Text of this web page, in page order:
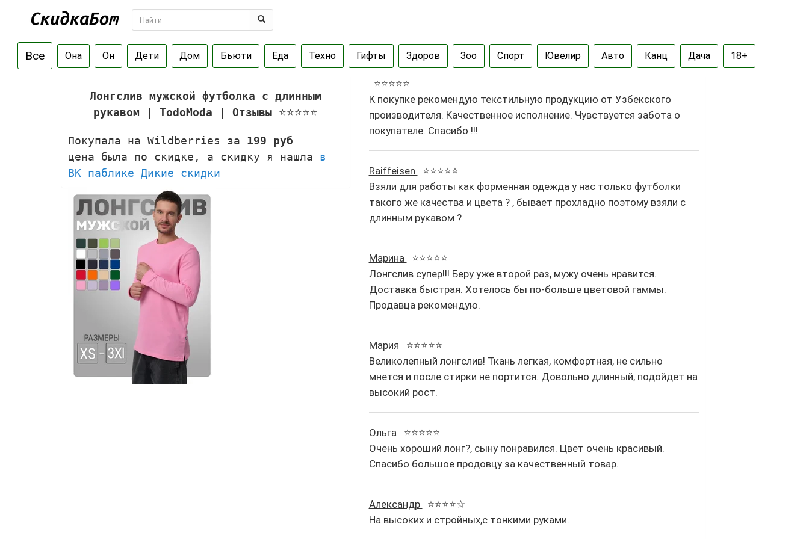
Все Она Он Дети Дом Бьюти Еда Техно Гифты Здоров Зоо Спорт Ювелир Авто Канц Дача 18+
Лонгслив мужской футболка с длинным
рукавом | TodoModa | Отзывы ⭐⭐⭐⭐⭐
Покупала на Wildberries за 199 руб
цена была по скидке, а скидку я нашла в
ВК паблике Дикие скидки
⭐⭐⭐⭐⭐
К покупке рекомендую текстильную продукцию от Узбекского
производителя. Качественное исполнение. Чувствуется забота о
покупателе. Спасибо !!!
Raiffeisen
⭐⭐⭐⭐⭐
Взяли для работы как форменная одежда у нас только футболки
такого же качества и цвета ? , бывает прохладно поэтому взяли с
длинным рукавом ?
Марина
⭐⭐⭐⭐⭐
Лонгслив супер!!! Беру уже второй раз, мужу очень нравится.
Доставка быстрая. Хотелось бы по-больше цветовой гаммы.
Продавца рекомендую.
Мария
⭐⭐⭐⭐⭐
Великолепный лонгслив! Ткань легкая, комфортная, не сильно
мнется и после стирки не портится. Довольно длинный, подойдет на
высокий рост.
Ольга
⭐⭐⭐⭐⭐
Очень хороший лонг?, сыну понравился. Цвет очень красивый.
Спасибо большое продовцу за качественный товар.
Александр
⭐⭐⭐⭐☆
На высоких и стройных,с тонкими руками.